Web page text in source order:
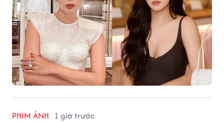
PHIM ẢNH 1 giờ trước